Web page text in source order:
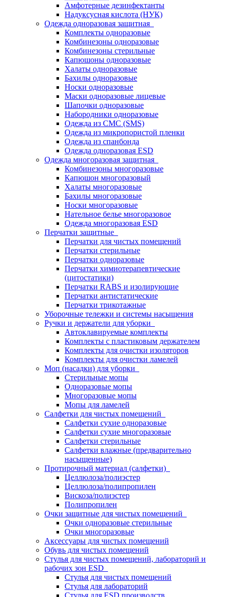
Амфотерные дезинфектанты
Надуксусная кислота (НУК)
Одежда одноразовая защитная
Комплекты одноразовые
Комбинезоны одноразовые
Комбинезоны стерильные
Капюшоны одноразовые
Халаты одноразовые
Бахилы одноразовые
Носки одноразовые
Маски одноразовые лицевые
Шапочки одноразовые
Набородники одноразовые
Одежда из СМС (SMS)
Одежда из микропористой пленки
Одежда из спанбонда
Одежда одноразовая ESD
Одежда многоразовая защитная
Комбинезоны многоразовые
Капюшон многоразовый
Халаты многоразовые
Бахилы многоразовые
Носки многоразовые
Нательное белье многоразовое
Одежда многоразовая ESD
Перчатки защитные
Перчатки для чистых помещений
Перчатки стерильные
Перчатки одноразовые
Перчатки химиотерапевтические
(цитостатики)
Перчатки RABS и изолирующие
Перчатки антистатические
Перчатки трикотажные
Уборочные тележки и системы насыщения
Ручки и держатели для уборки
Автоклавируемые комплекты
Комплекты с пластиковым держателем
Комплекты для очистки изоляторов
Комплекты для очистки ламелей
Моп (насадки) для уборки
Стерильные мопы
Одноразовые мопы
Многоразовые мопы
Мопы для ламелей
Салфетки для чистых помещений
Салфетки сухие одноразовые
Салфетки сухие многоразовые
Салфетки стерильные
Салфетки влажные (предварительно
насыщенные)
Протирочный материал (салфетки)
Целлюлоза/полиэстер
Целлюлоза/полипропилен
Вискоза/полиэстер
Полипропилен
Очки защитные для чистых помещений
Очки одноразовые стерильные
Очки многоразовые
Аксессуары для чистых помещений
Обувь для чистых помещений
Стулья для чистых помещений, лабораторий и
рабочих зон ESD
Стулья для чистых помещений
Стулья для лабораторий